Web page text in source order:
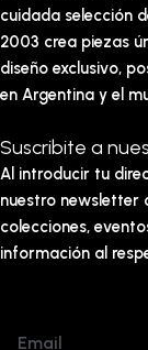
cuidada selección
2003 crea piezas
diseño exclusivo,
en Argentina y el
Suscribite a
Al introducir tu
nuestro newsletter
colecciones,
información al